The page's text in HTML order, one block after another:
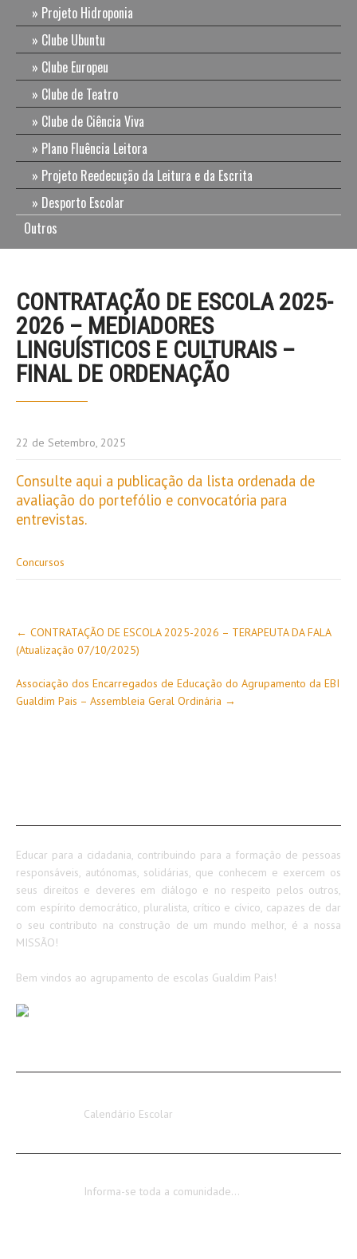
Projeto Hidroponia
Clube Ubuntu
Clube Europeu
Clube de Teatro
Clube de Ciência Viva
Plano Fluência Leitora
Projeto Reedecução da Leitura e da Escrita
Desporto Escolar
Outros
CONTRATAÇÃO DE ESCOLA 2025-
2026 – MEDIADORES
LINGUÍSTICOS E CULTURAIS –
FINAL DE ORDENAÇÃO
22 de Setembro, 2025
Consulte aqui a publicação da lista ordenada de
avaliação do portefólio e convocatória para
entrevistas.
Concursos
Post
navigation
← CONTRATAÇÃO DE ESCOLA 2025-2026 – TERAPEUTA DA FALA
(Atualização 07/10/2025)
Associação dos Encarregados de Educação do Agrupamento da EBI
Gualdim Pais – Assembleia Geral Ordinária →
Educar para a cidadania, contribuindo para a formação de pessoas
responsáveis, autónomas, solidárias, que conhecem e exercem os
seus direitos e deveres em diálogo e no respeito pelos outros,
com espírito democrático, pluralista, crítico e cívico, capazes de dar
o seu contributo na construção de um mundo melhor, é a nossa
MISSÃO!
Bem vindos ao agrupamento de escolas Gualdim Pais!
Calendário Escolar
Informa-se toda a comunidade…